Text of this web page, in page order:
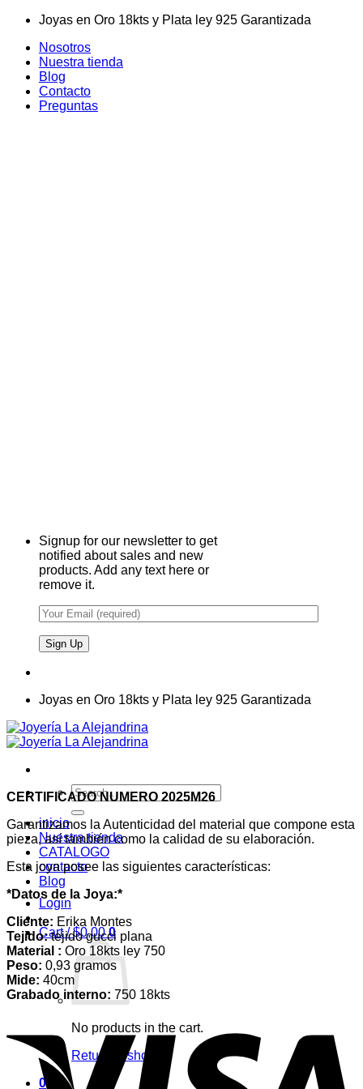
Skip
content
Joyas en Oro 18kts y Plata ley 925 Garantizada
Nosotros
Nuestra tienda
Blog
Contacto
Preguntas
Signup for our newsletter to get
notified about sales and new
products. Add any text here or
remove it.
Joyas en Oro 18kts y Plata ley 925 Garantizada
Search
for:
inicio
Nuestra tienda
CATALOGO
contacto
Blog
Login
Cart /$0,00 0
No products in the cart.
Return to shop
0
CERTIFICADO NUMERO 2025M26
Garantizamos la Autenticidad del material que compone esta
pieza, así también como la calidad de su elaboración.
Esta joya posee las siguientes características:
*Datos de la Joya:*
Cliente: Erika Montes
Tejido:tejido gucci plana
Material : Oro 18kts ley 750
Peso: 0,93 gramos
Mide: 40cm
Grabado interno: 750 18kts